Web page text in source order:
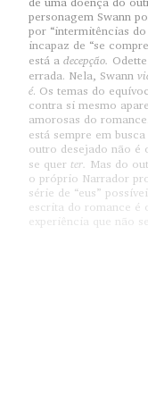
personagem Swann
por “intermitências
incapaz de “se
está a decepção.
errada. Nela, Swann
é. Os temas do
contra si mesmo
amorosas do
está sempre em busca
outro desejado não é
se quer ter. Mas do
o próprio Narrador
série de “eus”
escrita do romance é
experiência que não